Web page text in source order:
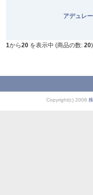
アデュレ
1から20 を表示中 (商品の数: 20)
Copyright(c) 2008